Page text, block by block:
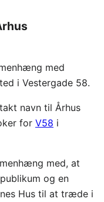
med
i Vestergade 58.
navn til Århus
for V58 i
med, at
og en
Hus til at træde i